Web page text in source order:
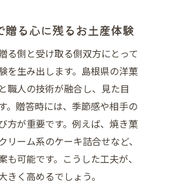
贈る心に残るお土産体験
る側と受け取る側双方にとって
を生み出します。島根県の洋菓
職人の技術が融合し、見た目
。贈答時には、季節感や相手の
方が重要です。例えば、焼き菓
リーム系のケーキ詰合せなど、
も可能です。こうした工夫が、
きく高めるでしょう。